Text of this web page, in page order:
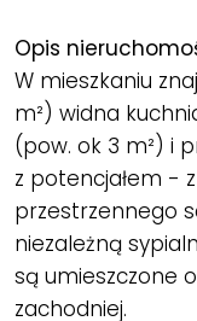
Opis
W mieszkaniu
m²) widna
(pow. ok 3 m²) i
z potencjałem -
przestrzennego
niezależną
są umieszczone
zachodniej.